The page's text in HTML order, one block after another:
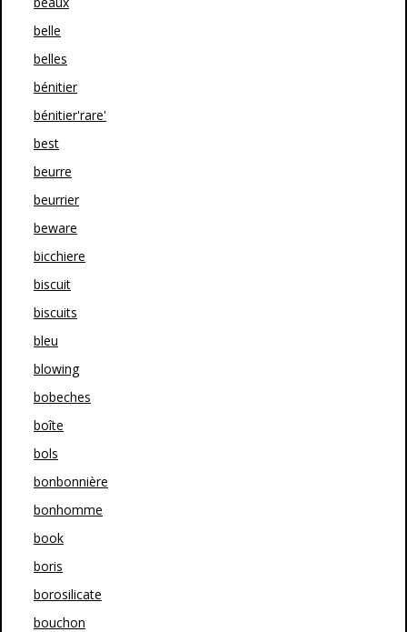
belle
belles
bénitier
bénitier'rare'
best
beurre
beurrier
beware
bicchiere
biscuit
biscuits
bleu
blowing
bobeches
boîte
bols
bonbonnière
bonhomme
book
boris
borosilicate
bouchon